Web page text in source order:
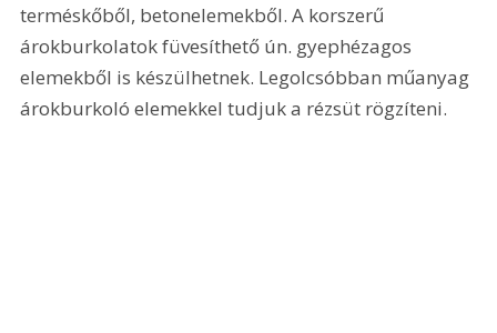
terméskőből, betonelemekből. A korszerű
árokburkolatok füvesíthető ún. gyephézagos
elemekből is készülhetnek. Legolcsóbban műanyag
árokburkoló elemekkel tudjuk a rézsüt rögzíteni.